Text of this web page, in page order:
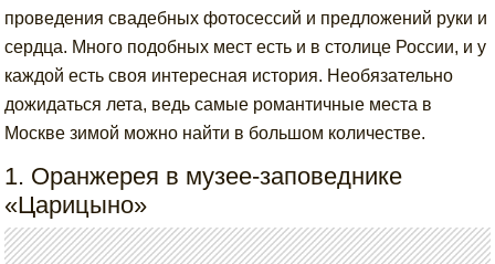
проведения свадебных фотосессий и предложений руки и
сердца. Много подобных мест есть и в столице России, и у
каждой есть своя интересная история. Необязательно
дожидаться лета, ведь самые романтичные места в
Москве зимой можно найти в большом количестве.
1. Оранжерея в музее-заповеднике
«Царицыно»